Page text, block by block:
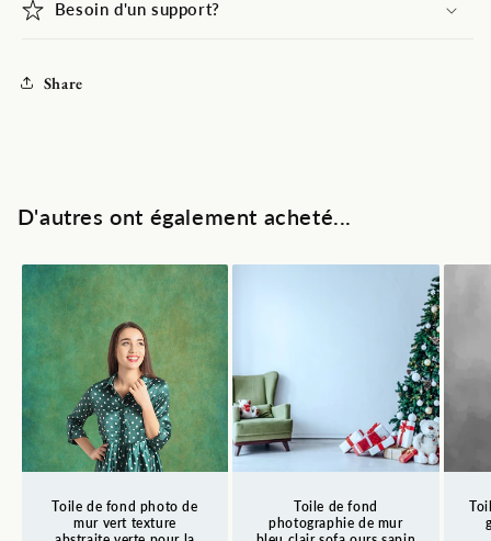
Besoin d'un support?
Share
D'autres ont également acheté...
Toile de fond photo de
mur vert texture
Toile de fond
photographie de mur